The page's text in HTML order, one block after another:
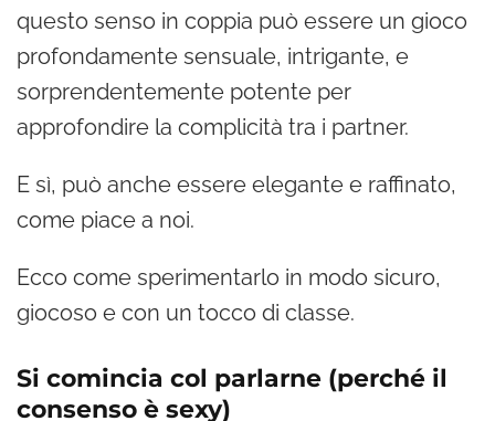
questo senso in coppia può essere un gioco
profondamente sensuale, intrigante, e
sorprendentemente potente per
approfondire la complicità tra i partner.
E sì, può anche essere elegante e raffinato,
come piace a noi.
Ecco come sperimentarlo in modo sicuro,
giocoso e con un tocco di classe.
Si comincia col parlarne (perché il
consenso è sexy)